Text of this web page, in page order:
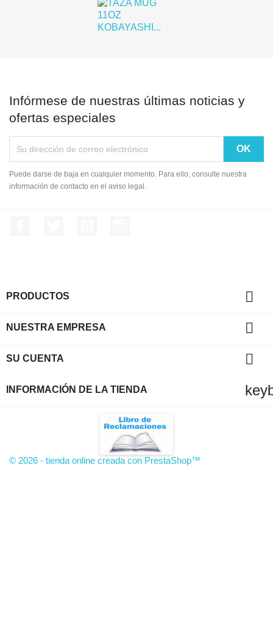
Infórmese de nuestras últimas noticias y
ofertas especiales
Puede darse de baja en cualquier momento. Para ello, consulte nuestra
información de contacto en el aviso legal.
PRODUCTOS 
NUESTRA EMPRESA 
SU CUENTA 
INFORMACIÓN DE LA TIENDA
© 2026 - tienda online creada con PrestaShop™